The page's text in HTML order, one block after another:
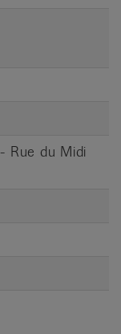
Rue du Midi